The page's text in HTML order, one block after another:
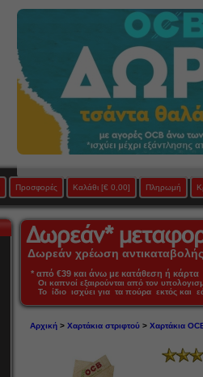
Προσφορές Καλάθι [€ 0,00] Πληρωμή
Δωρεάν χρέωση
* από €39 και άνω με κατάθεση ή
Οι καπνοί εξαιρούνται από τον
Το ίδιο ισχύει για τα πούρα εκτός και
Αρχική> Χαρτάκια στριφτού> Χαρτάκια